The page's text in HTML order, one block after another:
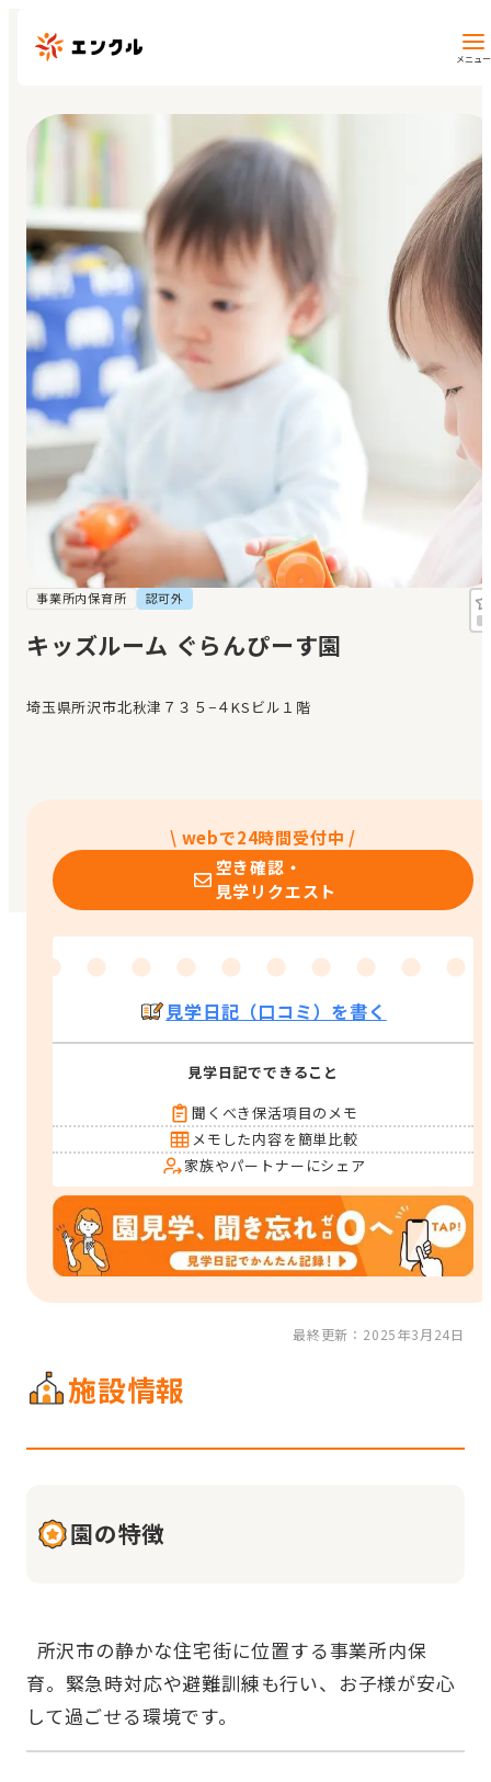
メニュー
保育園・幼稚園を探す
地図から探す
地域から探す
マイページ
閲覧履歴
お気に入り
見学日記
メッセージ
おすすめの園
エンクルの特徴と活用方法
事業所内保育所 認可外
キッズルーム ぐらんぴーす園
埼玉県所沢市北秋津７３５−４KSビル１階
\ webで24時間受付中 /
空き確認・
見学リクエスト
見学日記（口コミ）を書く
見学日記でできること
聞くべき保活項目のメモ
メモした内容を簡単比較
家族やパートナーにシェア
最終更新：2025年3月24日
施設情報
園の特徴
育。緊急時対応や避難訓練も行い、お子様が安心